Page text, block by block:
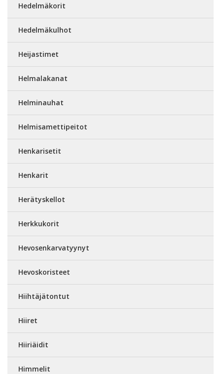
Hedelmäkorit
Hedelmäkulhot
Heijastimet
Helmalakanat
Helminauhat
Helmisamettipeitot
Henkarisetit
Henkarit
Herätyskellot
Herkkukorit
Hevosenkarvatyynyt
Hevoskoristeet
Hiihtäjätontut
Hiiret
Hiiriäidit
Himmelit